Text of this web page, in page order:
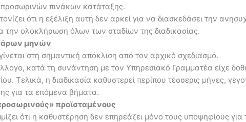
πινάκων κατάταξης.
ότι η εξέλιξη αυτή δεν αρκεί για να διασκεδάσει την
την ολοκλήρωση όλων των σταδίων της διαδικασίας.
μηνών
στη σημαντική απόκλιση από τον αρχικό σχεδιασμό.
κατά τη συνάντηση με τον Υπηρεσιακό Γραμματέα είχε
Τελικά, η διαδικασία καθυστερεί περίπου τέσσερις μήνες,
για τα επόμενα βήματα.
προϊσταμένους
ότι η καθυστέρηση δεν επηρεάζει μόνο τους υποψηφίους για